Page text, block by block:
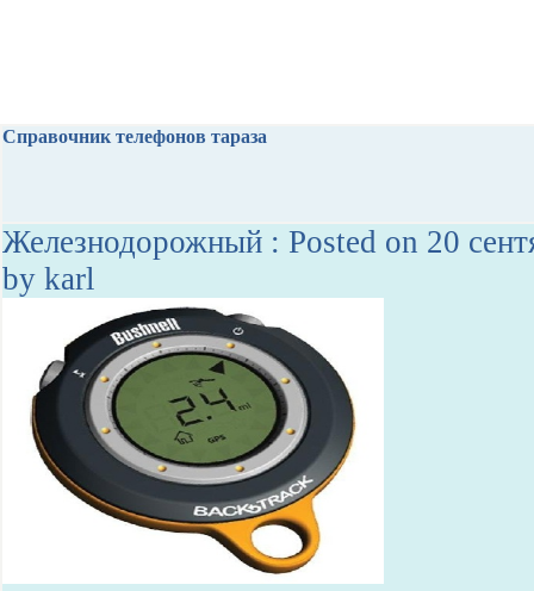
Справочник телефонов тараза
Железнодорожный : Posted on 20
by karl